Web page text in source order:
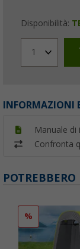
Disponibilità:
1
INFORMAZIONI
Manuale di
Confronta
%